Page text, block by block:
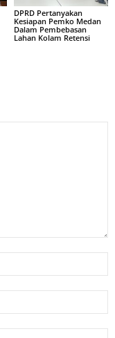
DPRD Pertanyakan
Kesiapan Pemko Medan
Dalam Pembebasan
Lahan Kolam Retensi